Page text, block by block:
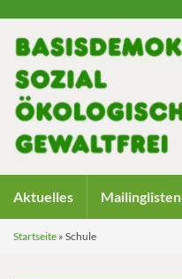
Aktuelles Mailinglisten
Startseite » Schule